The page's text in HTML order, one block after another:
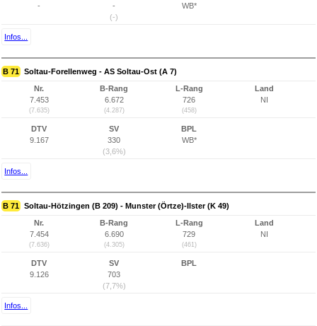
-
-
(-)
WB*
Infos...
B 71 Soltau-Forellenweg - AS Soltau-Ost (A 7)
Nr.
7.453
(7.635)
B-Rang
6.672
(4.287)
L-Rang
726
(458)
Land
NI
DTV
9.167
SV
330
(3,6%)
BPL
WB*
Infos...
B 71 Soltau-Hötzingen (B 209) - Munster (Örtze)-Ilster (K 49)
Nr.
7.454
(7.636)
B-Rang
6.690
(4.305)
L-Rang
729
(461)
Land
NI
DTV
9.126
SV
703
(7,7%)
BPL
Infos...